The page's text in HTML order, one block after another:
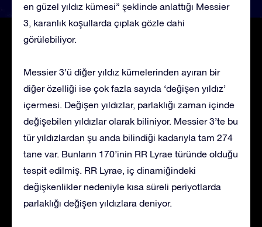
en güzel yıldız kümesi” şeklinde anlattığı Messier
3, karanlık koşullarda çıplak gözle dahi
görülebiliyor.
Messier 3’ü diğer yıldız kümelerinden ayıran bir
diğer özelliği ise çok fazla sayıda ‘değişen yıldız’
içermesi. Değişen yıldızlar, parlaklığı zaman içinde
değişebilen yıldızlar olarak biliniyor. Messier 3’te bu
tür yıldızlardan şu anda bilindiği kadarıyla tam 274
tane var. Bunların 170’inin RR Lyrae türünde olduğu
tespit edilmiş. RR Lyrae, iç dinamiğindeki
değişkenlikler nedeniyle kısa süreli periyotlarda
parlaklığı değişen yıldızlara deniyor.